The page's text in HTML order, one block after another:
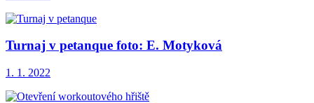
Turnaj v petanque foto: E. Motyková
1. 1. 2022